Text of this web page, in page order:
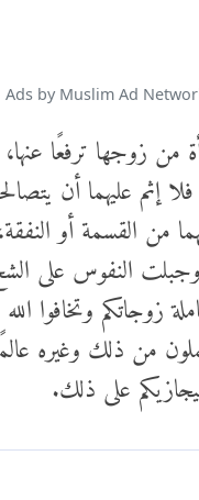
Ads by Muslim Ad
زوجها ترفعًا عنها،
إثم عليهما أن
من القسمة أو
النفوس على
زوجاتكم وتخافوا
من ذلك وغيره
على ذلك.